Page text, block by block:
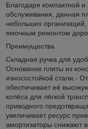
Благодаря компактной и
обслуживания, данная
небольших
ямочным ремонтом
Преимущества
Складная ручка для
Основание плиты из
износостойкой стали.-
обеспечивает её
колёса для лёгкой
приводного
увеличивает ресурс
амортизаторы снижают